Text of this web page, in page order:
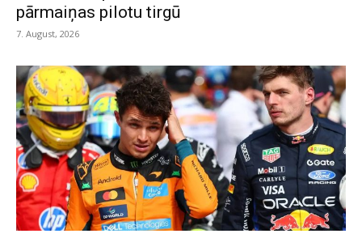
pārmaiņas pilotu tirgū
7. August, 2026